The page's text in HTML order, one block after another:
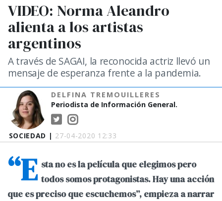
SOCIEDAD | 27-04-2020 12:33
VIDEO: Norma Aleandro
alienta a los artistas
argentinos
A través de SAGAI, la reconocida actriz llevó un
mensaje de esperanza frente a la pandemia.
DELFINA TREMOUILLERES
Periodista de Información General.
“E sta no es la película que elegimos pero
todos somos protagonistas. Hay una acción
que es preciso que escuchemos”, empieza a narrar